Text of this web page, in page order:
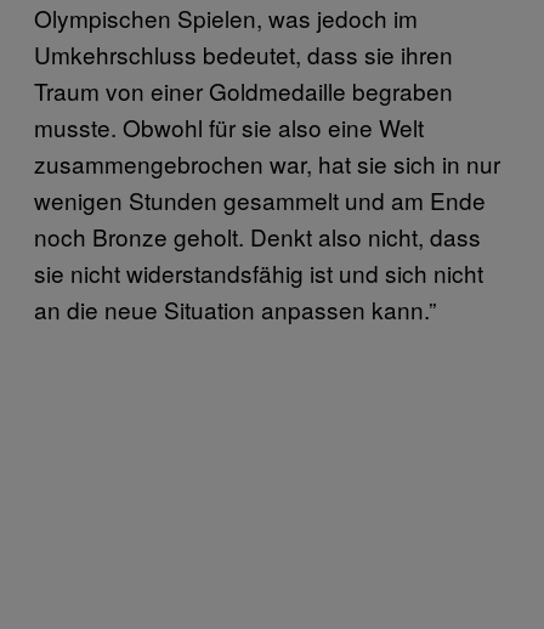
Olympischen Spielen, was jedoch im
Umkehrschluss bedeutet, dass sie ihren
Traum von einer Goldmedaille begraben
musste. Obwohl für sie also eine Welt
zusammengebrochen war, hat sie sich in nur
wenigen Stunden gesammelt und am Ende
noch Bronze geholt. Denkt also nicht, dass
sie nicht widerstandsfähig ist und sich nicht
an die neue Situation anpassen kann.”